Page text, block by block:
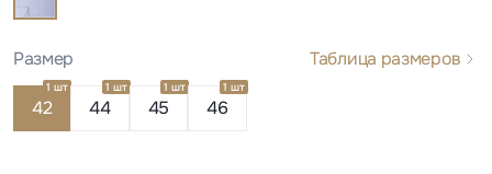
Размер Таблица размеров
42
1 шт
44
1 шт
45
1 шт
46
1 шт